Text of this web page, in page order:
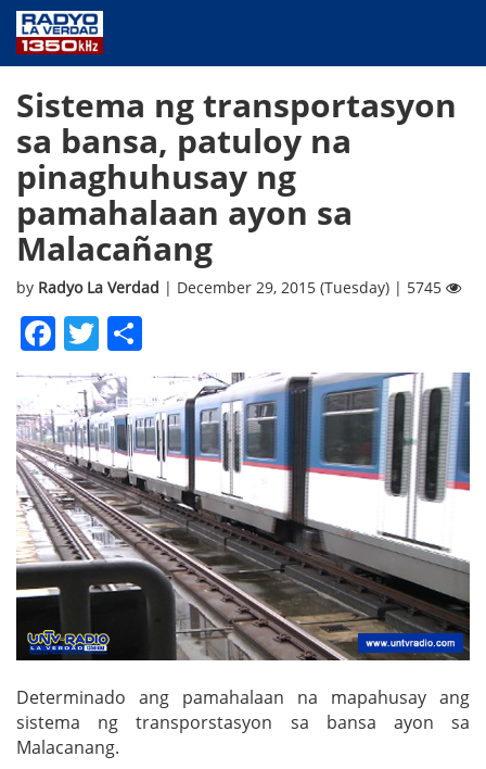
PUBLIC SERVICE
ANNOUNCEMENTS
PROGRAMS
ABOUT
CONTACT US
Sistema ng transportasyon
sa bansa, patuloy na
pinaghuhusay ng
pamahalaan ayon sa
Malacañang
by Radyo La Verdad | December 29, 2015 (Tuesday) | 5745
Facebook
Twitter
Determinado ang pamahalaan na mapahusay ang
sistema ng transporstasyon sa bansa ayon sa
Malacanang.